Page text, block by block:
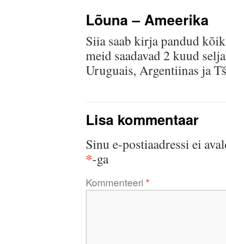
Lõuna – Ameerika
Siia saab kirja pandud
meid saadavad 2 kuud
Uruguais, Argentiinas ja
Lisa kommentaar
Sinu e-postiaadressi ei
*-ga
Kommenteeri *